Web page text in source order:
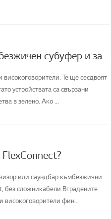
Как да свържете вашия LG саундбар, безжичен субуфер и задни високоговорители
Те ще сесдвоят
устройствата са свързани
в зелено. Ако ...
или саундбар къмбезжични
без сложникабели.Вградените
високоговорители фин...